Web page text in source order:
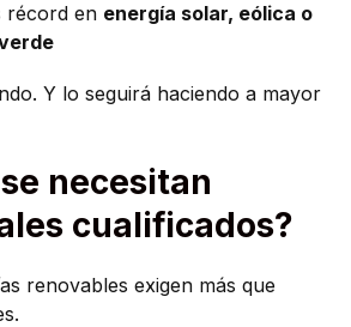
récord en energía solar, eólica o
Y lo seguirá haciendo a mayor
necesitan
cualificados?
renovables exigen más que